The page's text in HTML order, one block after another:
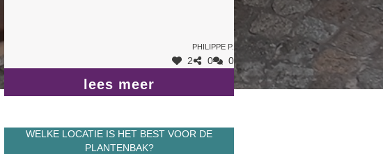
Aangezien er in de zone 30 in Eeklo nooit
meer dan een verkeersbord en een schilderij
te remmen,
Philippe P.
2 0 0
lees meer
WELKE LOCATIE IS HET BEST VOOR DE
PLANTENBAK?